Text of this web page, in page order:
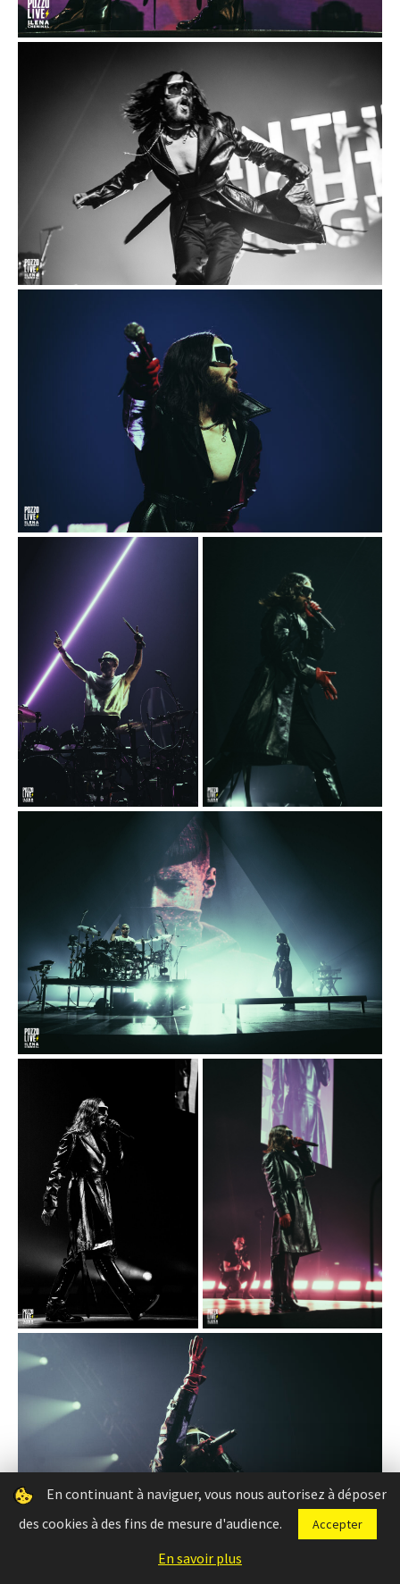
En continuant à naviguer, vous nous autorisez à déposer
des cookies à des fins de mesure d'audience.
Accepter
En savoir plus